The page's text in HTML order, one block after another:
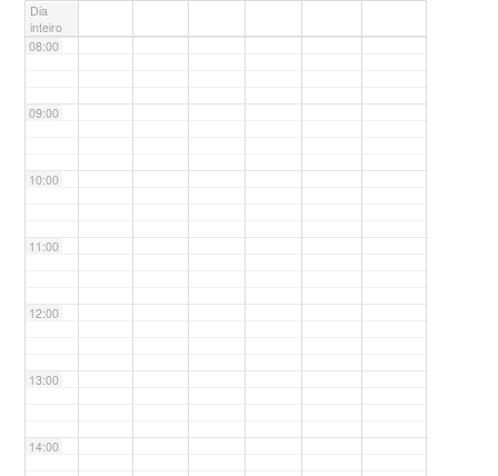
Dia
inteiro
08:00
09:00
10:00
11:00
12:00
13:00
14:00